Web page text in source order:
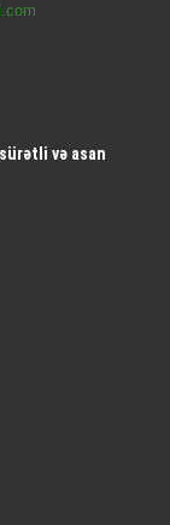
və asan